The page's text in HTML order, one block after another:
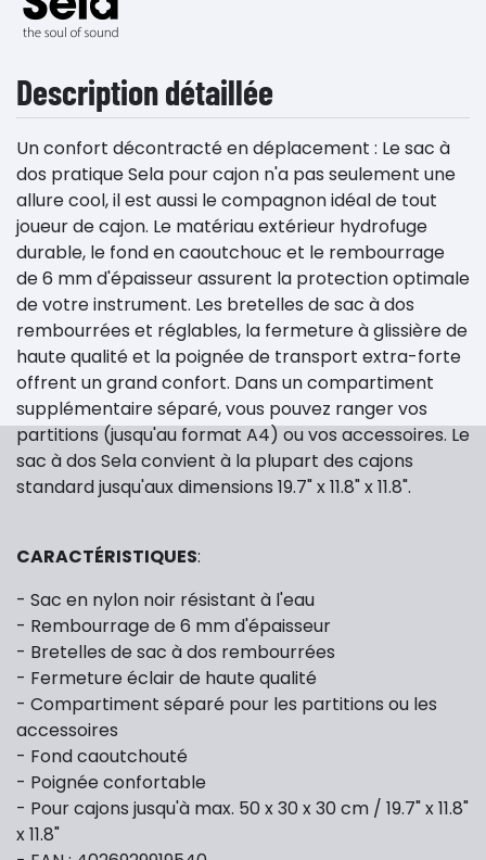
Description détaillée
Un confort décontracté en déplacement : Le sac à
dos pratique Sela pour cajon n'a pas seulement une
allure cool, il est aussi le compagnon idéal de tout
joueur de cajon. Le matériau extérieur hydrofuge
durable, le fond en caoutchouc et le rembourrage
de 6 mm d'épaisseur assurent la protection optimale
de votre instrument. Les bretelles de sac à dos
rembourrées et réglables, la fermeture à glissière de
haute qualité et la poignée de transport extra-forte
offrent un grand confort. Dans un compartiment
supplémentaire séparé, vous pouvez ranger vos
partitions (jusqu'au format A4) ou vos accessoires. Le
sac à dos Sela convient à la plupart des cajons
standard jusqu'aux dimensions 19.7" x 11.8" x 11.8".
CARACTÉRISTIQUES:
- Sac en nylon noir résistant à l'eau
- Rembourrage de 6 mm d'épaisseur
- Bretelles de sac à dos rembourrées
- Fermeture éclair de haute qualité
- Compartiment séparé pour les partitions ou les
accessoires
- Fond caoutchouté
- Poignée confortable
- Pour cajons jusqu'à max. 50 x 30 x 30 cm / 19.7" x 11.8"
x 11.8"